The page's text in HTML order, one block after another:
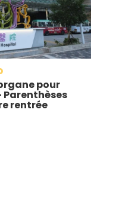
pour
Parenthèses
rentrée